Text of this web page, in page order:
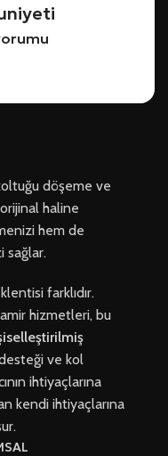
döşeme ve
orijinal haline
hem de
sağlar.
farklıdır.
hizmetleri, bu
ve kol
ihtiyaçlarına
kendi ihtiyaçlarına